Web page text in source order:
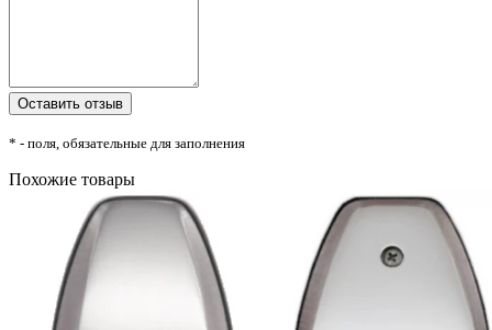
* - поля, обязательные для заполнения
Похожие товары